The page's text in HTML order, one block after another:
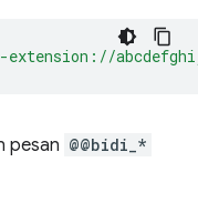
extension://
pesan @@bidi_*